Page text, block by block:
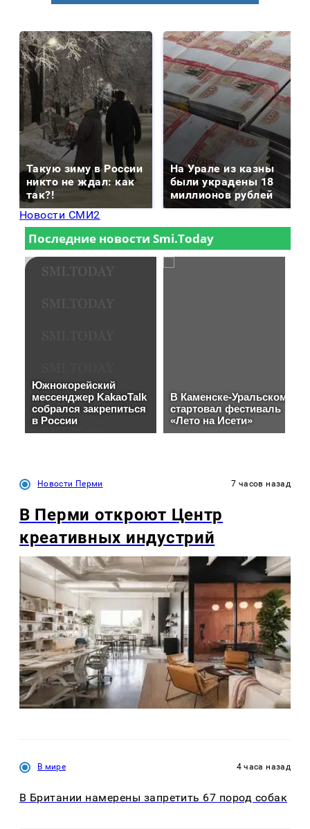
Такую зиму в России
никто не ждал: как
так?!
На Урале из казны
были украдены 18
миллионов рублей
Новости СМИ2
Новости Перми 7 часов назад
В Перми откроют Центр
креативных индустрий
В мире 4 часа назад
В Британии намерены запретить 67 пород собак